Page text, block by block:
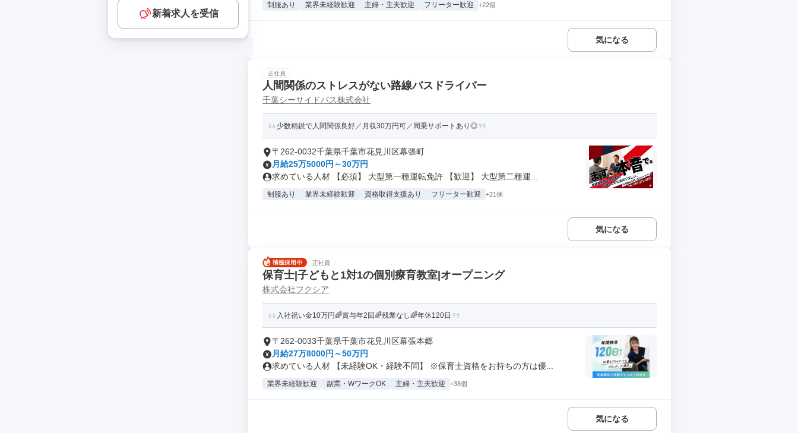
新着求人を受信
制服あり 業界未経験歓迎 主婦・主夫歓迎 フリーター歓迎 +22個
気になる
正社員
人間関係のストレスがない路線バスドライバー
千葉シーサイドバス株式会社
少数精鋭で人間関係良好／月収30万円可／同乗サポートあり◎
〒262-0032千葉県千葉市花見川区幕張町
月給25万5000円～30万円
求めている人材 【必須】 大型第一種運転免許 【歓迎】 大型第二種運...
制服あり 業界未経験歓迎 資格取得支援あり フリーター歓迎 +21個
気になる
正社員
保育士|子どもと1対1の個別療育教室|オープニング
株式会社フクシア
入社祝い金10万円🌈賞与年2回🌈残業なし🌈年休120日
〒262-0033千葉県千葉市花見川区幕張本郷
月給27万8000円～50万円
求めている人材 【未経験OK・経験不問】 ※保育士資格をお持ちの方は優...
業界未経験歓迎 副業・WワークOK 主婦・主夫歓迎 +38個
気になる